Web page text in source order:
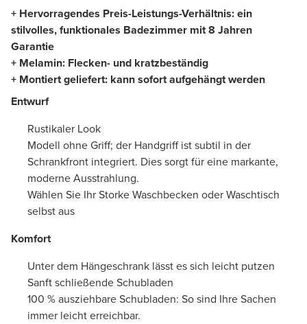
+ Hervorragendes Preis-Leistungs-Verhältnis: ein
stilvolles, funktionales Badezimmer mit 8 Jahren
Garantie
+ Melamin: Flecken- und kratzbeständig
+ Montiert geliefert: kann sofort aufgehängt werden
Entwurf
Rustikaler Look
Modell ohne Griff; der Handgriff ist subtil in der
Schrankfront integriert. Dies sorgt für eine markante,
moderne Ausstrahlung.
Wählen Sie Ihr Storke Waschbecken oder Waschtisch
selbst aus
Komfort
Unter dem Hängeschrank lässt es sich leicht putzen
Sanft schließende Schubladen
100 % ausziehbare Schubladen: So sind Ihre Sachen
immer leicht erreichbar.